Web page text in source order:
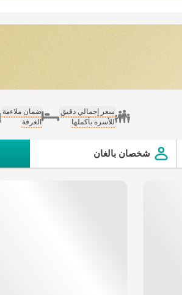
سعر إجمالي دقيق
للأسرة بأكملها
ضمان ملاءمة
الغرفة
شخصان بالغان